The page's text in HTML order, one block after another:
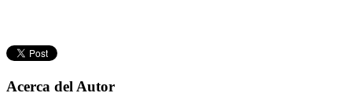
Acerca del Autor